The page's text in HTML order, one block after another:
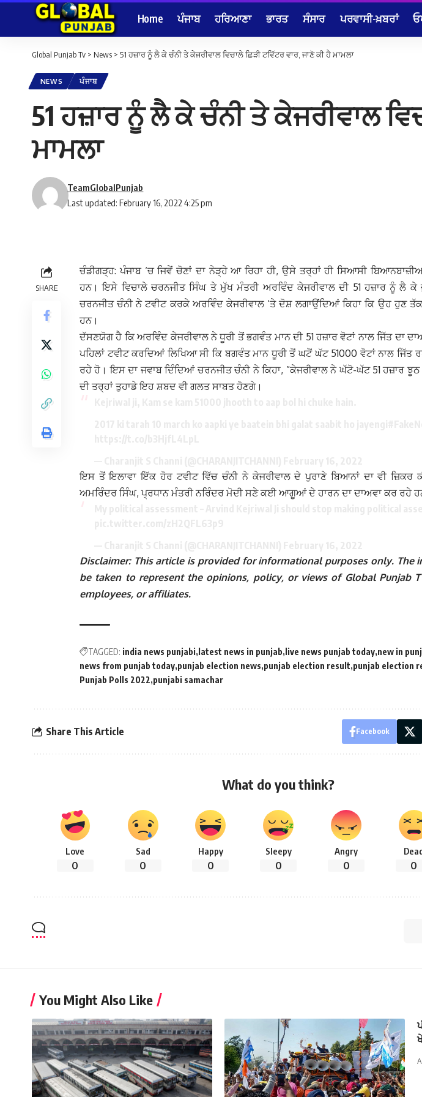
Home ਪੰਜਾਬ ਹਰਿਆਣਾ ਭਾਰਤ ਸੰਸਾਰ ਪਰਵਾਸੀ-ਖ਼ਬਰਾਂ
Global Punjab Tv > News > 51 ਹਜ਼ਾਰ ਨੂੰ ਲੈ ਕੇ ਚੰਨੀ ਤੇ ਕੇਜਰੀਵਾਲ ਵਿਚਾਲੇ ਛਿੜੀ ਟਵਿੱਟਰ ਵਾਰ, ਜਾਣੋ ਕੀ ਹੈ ਮਾਮਲਾ
NEWS ਪੰਜਾਬ
51 ਹਜ਼ਾਰ ਨੂੰ ਲੈ ਕੇ ਚੰਨੀ ਤੇ ਕੇਜਰੀਵਾਲ
ਮਾਮਲਾ
Last updated: February 16, 2022 4:25 pm
TeamGlobalPunjab
SHARE
ਚੰਡੀਗੜ੍ਹ: ਪੰਜਾਬ ‘ਚ ਜਿਵੇਂ ਚੋਣਾਂ ਦਾ ਨੇੜ੍ਹੇ ਆ ਰਿਹਾ ਹੀ, ਉਸੇ ਤਰ੍ਹਾਂ ਹੀ ਸਿਆਸੀ
ਹਨ। ਇਸੇ ਵਿਚਾਲੇ ਚਰਨਜੀਤ ਸਿੰਘ ਤੇ ਮੁੱਖ ਮੰਤਰੀ ਅਰਵਿੰਦ ਕੇਜਰੀਵਾਲ ਦੀ 51 ਹਜ਼ਾਰ ਨੂੰ ਲੈ
ਚਰਨਜੀਤ ਚੰਨੀ ਨੇ ਟਵੀਟ ਕਰਕੇ ਅਰਵਿੰਦ ਕੇਜਰੀਵਾਲ ‘ਤੇ ਦੋਸ਼ ਲਗਾਉਂਦਿਆਂ ਕਿਹਾ ਕਿ ਉਹ ਹੁਣ
ਹਨ।
ਦੱਸਣਯੋਗ ਹੈ ਕਿ ਅਰਵਿੰਦ ਕੇਜਰੀਵਾਲ ਨੇ ਧੂਰੀ ਤੋਂ ਭਗਵੰਤ ਮਾਨ ਦੀ 51 ਹਜ਼ਾਰ ਵੋਟਾਂ ਨਾਲ ਜਿੱਤ ਦਾ
ਪਹਿਲਾਂ ਟਵੀਟ ਕਰਦਿਆਂ ਲਿਖਿਆ ਸੀ ਕਿ ਬਗਵੰਤ ਮਾਨ ਧੂਰੀ ਤੋਂ ਘਟੋਂ ਘੱਟ 51000 ਵੋਟਾਂ ਨਾਲ ਜਿੱਤ
ਰਹੇ ਹੋ। ਇਸ ਦਾ ਜਵਾਬ ਦਿੰਦਿਆਂ ਚਰਨਜੀਤ ਚੰਨੀ ਨੇ ਕਿਹਾ, ”ਕੇਜਰੀਵਾਲ ਨੇ ਘੱਟੋ-ਘੱਟ 51 ਹਜ਼ਾਰ
ਦੀ ਤਰ੍ਹਾਂ ਤੁਹਾਡੇ ਇਹ ਸ਼ਬਦ ਵੀ ਗਲਤ ਸਾਬਤ ਹੋਣਗੇ।
ਇਸ ਤੋਂ ਇਲਾਵਾ ਇੱਕ ਹੋਰ ਟਵੀਟ ਵਿੱਚ ਚੰਨੀ ਨੇ ਕੇਜਰੀਵਾਲ ਦੇ ਪੁਰਾਣੇ ਬਿਆਨਾਂ ਦਾ ਵੀ ਜ਼ਿਕਰ
ਅਮਰਿੰਦਰ ਸਿੰਘ, ਪ੍ਰਧਾਨ ਮੰਤਰੀ ਨਰਿੰਦਰ ਮੋਦੀ ਸਣੇ ਕਈ ਆਗੂਆਂ ਦੇ ਹਾਰਨ ਦਾ ਦਾਅਵਾ ਕਰ ਰਹੇ
Disclaimer: This article is provided for informational purposes only. The
be taken to represent the opinions, policy, or views of Global Punjab
employees, or affiliates.
TAGGED: india news punjabi latest news in punjab live news punjab today new in
news from punjab today punjab election news punjab election result punjab election
Punjab Polls 2022 punjabi samachar
Share This Article Facebook
What do you think?
Love
0
Sad
0
Happy
0
Sleepy
0
Angry
0 0
You Might Also Like